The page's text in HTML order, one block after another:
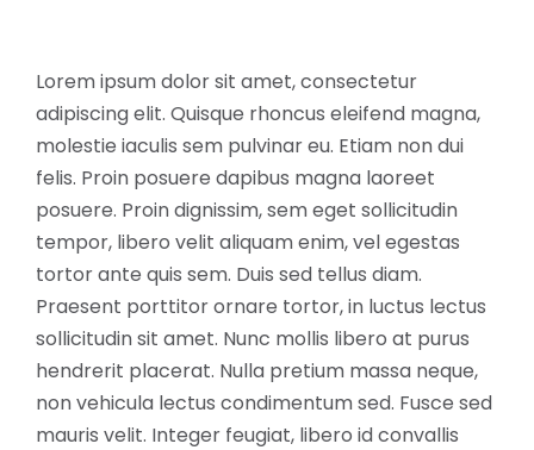
Lorem ipsum dolor sit amet, consectetur
adipiscing elit. Quisque rhoncus eleifend magna,
molestie iaculis sem pulvinar eu. Etiam non dui
felis. Proin posuere dapibus magna laoreet
posuere. Proin dignissim, sem eget sollicitudin
tempor, libero velit aliquam enim, vel egestas
tortor ante quis sem. Duis sed tellus diam.
Praesent porttitor ornare tortor, in luctus lectus
sollicitudin sit amet. Nunc mollis libero at purus
hendrerit placerat. Nulla pretium massa neque,
non vehicula lectus condimentum sed. Fusce sed
mauris velit. Integer feugiat, libero id convallis